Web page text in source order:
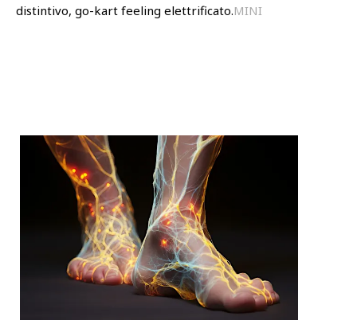
distintivo, go-kart feeling elettrificato.MINI